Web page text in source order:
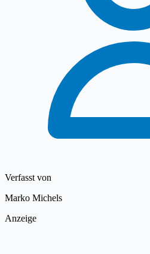
Verfasst von
Marko Michels
Anzeige